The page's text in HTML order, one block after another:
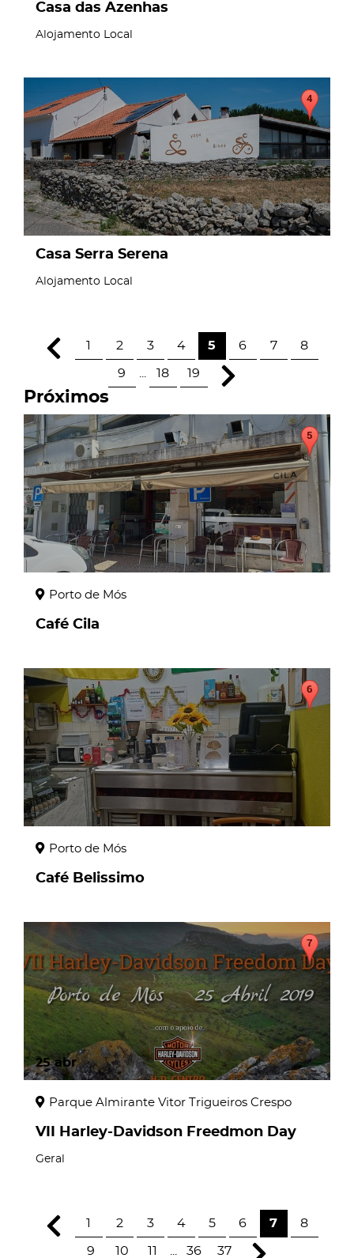
Casa das Azenhas
Alojamento Local
Casa Serra Serena
Alojamento Local
1 2 3 4 5 6 7 8
9 18 19
Próximos
page
Porto de Mós
Café Cila
page
Porto de Mós
Café Belissimo
25 abr
Parque Almirante Vitor Trigueiros Crespo
VII Harley-Davidson Freedmon Day
Geral
1 2 3 4 5 6 7 8
9 10 11 36 37